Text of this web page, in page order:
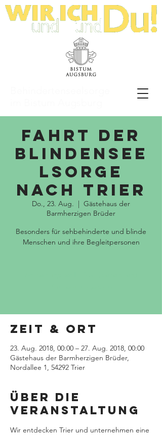
Fahrt der
Blindensee
lsorge
nach Trier
Do., 23. Aug.
  |
Gästehaus der
Barmherzigen Brüder
Besonders für sehbehinderte und blinde
Menschen und ihre Begleitpersonen
Zeit & Ort
23. Aug. 2018, 00:00 – 27. Aug. 2018, 00:00
Gästehaus der Barmherzigen Brüder,
Nordallee 1, 54292 Trier
Über die
Veranstaltung
Wir entdecken Trier und unternehmen eine